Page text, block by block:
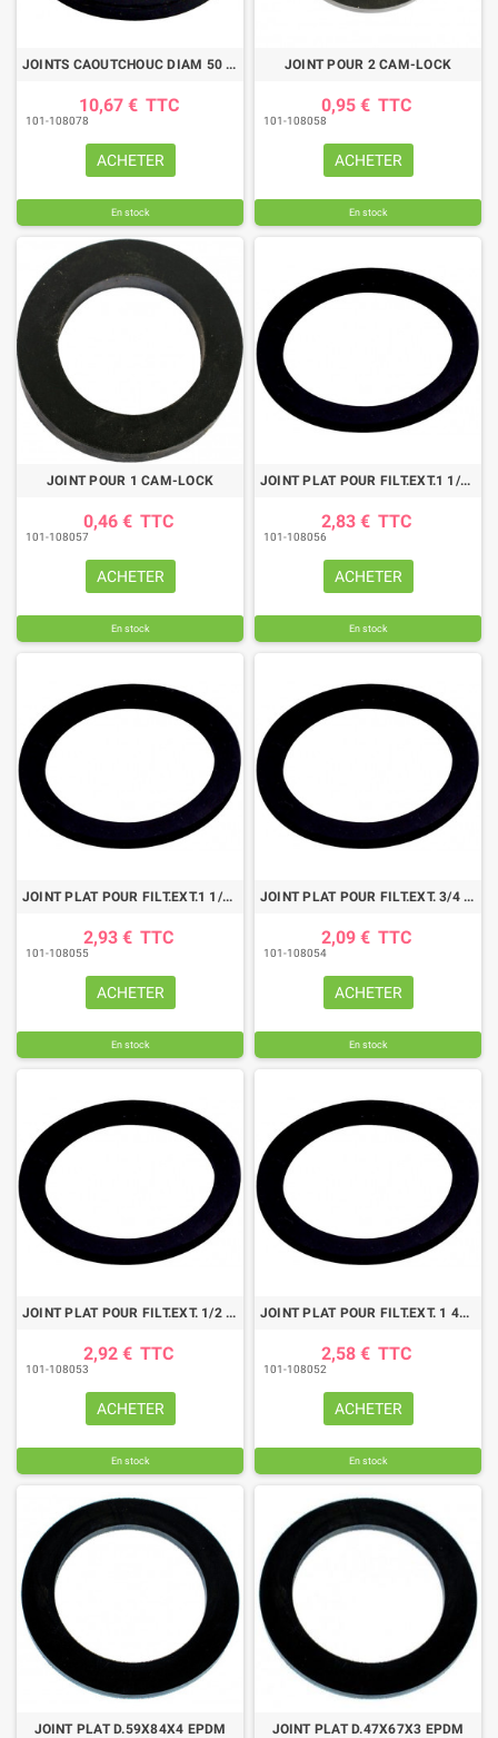
JOINTS CAOUTCHOUC DIAM 50 (PAR 5)
10,67 € TTC
101-108078
ACHETER
En stock
JOINT POUR 2 CAM-LOCK
0,95 € TTC
101-108058
ACHETER
En stock
JOINT POUR 1 CAM-LOCK
0,46 € TTC
101-108057
ACHETER
En stock
JOINT PLAT POUR FILT.EXT.1 1/4 60X40X4
2,83 € TTC
101-108056
ACHETER
En stock
JOINT PLAT POUR FILT.EXT.1 1/2 67X47X3
2,93 € TTC
101-108055
ACHETER
En stock
JOINT PLAT POUR FILT.EXT. 3/4 39X27X2,5
2,09 € TTC
101-108054
ACHETER
En stock
JOINT PLAT POUR FILT.EXT. 1/2 33X21X2,5
2,92 € TTC
101-108053
ACHETER
En stock
JOINT PLAT POUR FILT.EXT. 1 48X32X2
2,58 € TTC
101-108052
ACHETER
En stock
JOINT PLAT D.59X84X4 EPDM JOINT PLAT D.47X67X3 EPDM